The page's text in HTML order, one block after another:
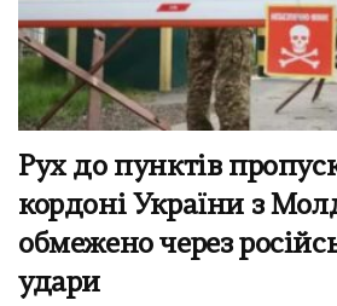
Рух до пунктів
кордоні України з
обмежено через
удари